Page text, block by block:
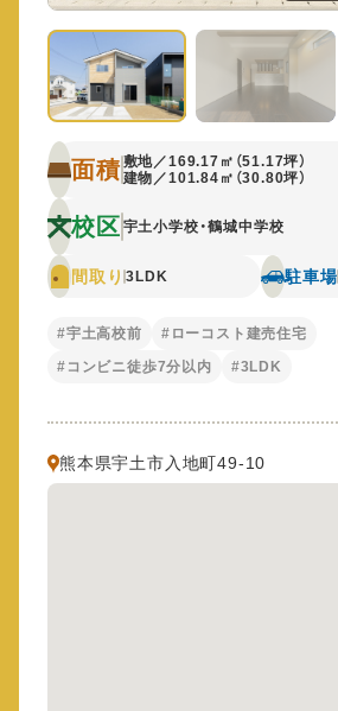
面積敷地／169.17㎡（51.17坪）
建物／101.84㎡（30.80坪）
校区 宇土小学校・鶴城中学校
間取り 3LDK 駐車場
#宇土高校前
#ローコスト建売住宅
#コンビニ徒歩7分以内
#3LDK
熊本県宇土市入地町49-10